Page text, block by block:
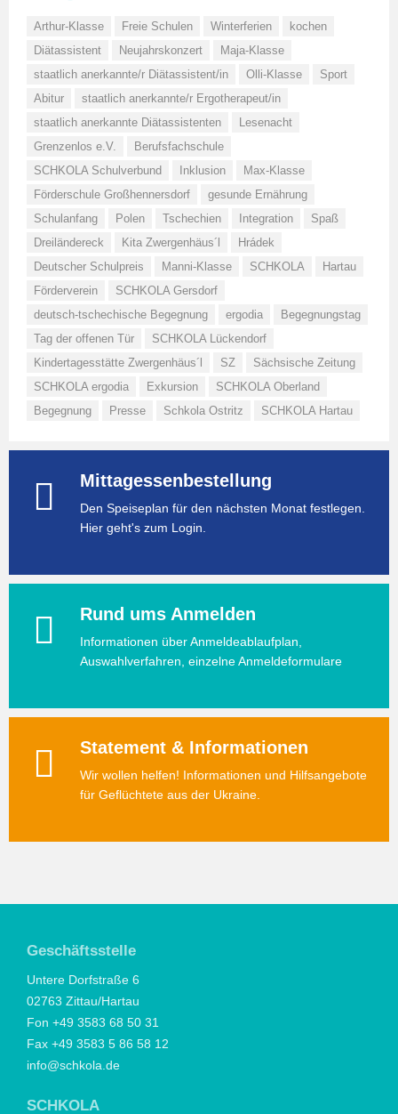
Arthur-Klasse Freie Schulen Winterferien
kochen
Diätassistent
Neujahrskonzert
Maja-Klasse
staatlich anerkannte/r Diätassistent/in
Olli-Klasse
Sport
Abitur
staatlich anerkannte/r Ergotherapeut/in
staatlich anerkannte Diätassistenten
Lesenacht
Grenzenlos e.V.
Berufsfachschule
SCHKOLA Schulverbund
Inklusion
Max-Klasse
Förderschule Großhennersdorf
gesunde Ernährung
Schulanfang
Polen Tschechien Integration
Spaß
Dreiländereck
Kita Zwergenhäus´l
Hrádek
Deutscher Schulpreis
Manni-Klasse SCHKOLA
Hartau
Förderverein
SCHKOLA Gersdorf
deutsch-tschechische Begegnung
ergodia
Begegnungstag
Tag der offenen Tür
SCHKOLA Lückendorf
Kindertagesstätte Zwergenhäus´l
SZ
Sächsische Zeitung
SCHKOLA ergodia
Exkursion
SCHKOLA Oberland
Begegnung
Presse Schkola Ostritz SCHKOLA Hartau
Mittagessenbestellung
Den Speiseplan für den nächsten Monat festlegen.
Hier geht's zum Login.
Rund ums Anmelden
Informationen über Anmeldeablaufplan,
Auswahlverfahren, einzelne Anmeldeformulare
Statement & Informationen
Wir wollen helfen! Informationen und Hilfsangebote
für Geflüchtete aus der Ukraine.
Geschäftsstelle
Untere Dorfstraße 6
02763 Zittau/Hartau
Fon +49 3583 68 50 31
Fax +49 3583 5 86 58 12
info@schkola.de
SCHKOLA